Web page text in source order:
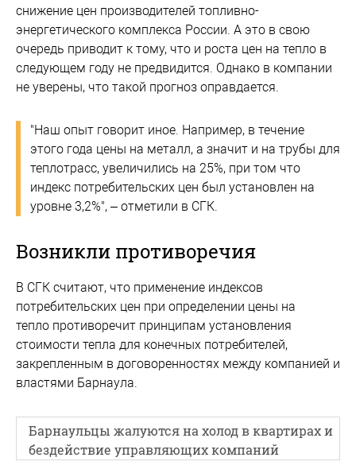
снижение цен производителей топливно-
энергетического комплекса России. А это в свою
очередь приводит к тому, что и роста цен на тепло в
следующем году не предвидится. Однако в компании
не уверены, что такой прогноз оправдается.
"Наш опыт говорит иное. Например, в течение
этого года цены на металл, а значит и на трубы для
теплотрасс, увеличились на 25%, при том что
индекс потребительских цен был установлен на
уровне 3,2%", – отметили в СГК.
Возникли противоречия
В СГК считают, что применение индексов
потребительских цен при определении цены на
тепло противоречит принципам установления
стоимости тепла для конечных потребителей,
закрепленным в договоренностях между компанией и
властями Барнаула.
Барнаульцы жалуются на холод в квартирах и
бездействие управляющих компаний